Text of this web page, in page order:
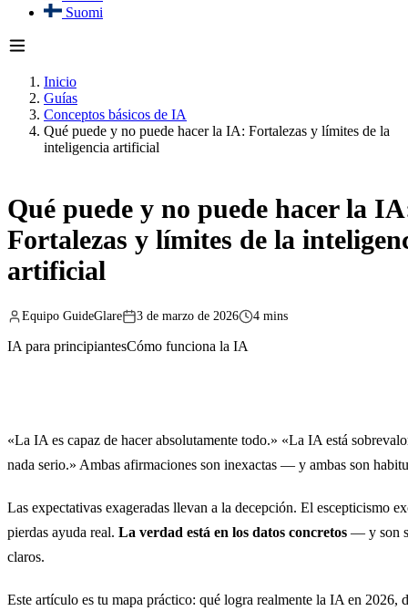
Suomi
Inicio
Guías
Conceptos básicos de IA
Qué puede y no puede hacer la IA: Fortalezas y límites de la
inteligencia artificial
Qué puede y no puede hacer la
Fortalezas y límites de la
artificial
Equipo GuideGlare 3 de marzo de 2026 4 mins
IA para principiantesCómo funciona la IA
«La IA es capaz de hacer absolutamente todo.» «La IA está
nada serio.» Ambas afirmaciones son inexactas — y ambas son
Las expectativas exageradas llevan a la decepción. El escepticismo
pierdas ayuda real. La verdad está en los datos concretos — y son
claros.
Este artículo es tu mapa práctico: qué logra realmente la IA en 2026,